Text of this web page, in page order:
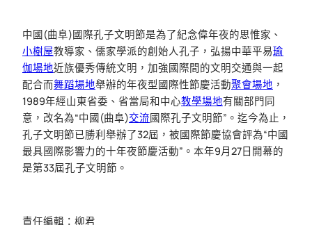
中國(曲阜)國際孔子文明節是為了紀念偉年夜的思惟家、
小樹屋教導家、儒家學派的創始人孔子，弘揚中華平易瑜
伽場地近族優秀傳統文明，加強國際間的文明交通與一起
配合而舞蹈場地舉辦的年夜型國際性節慶活動聚會場地 ，
1989年經山東省委、省當局和中心教學場地有關部門同
意，改名為“中國(曲阜)交流國際孔子文明節”。迄今為止，
孔子文明節已勝利舉辦了32屆，被國際節慶協會評為“中國
最具國際影響力的十年夜節慶活動”。本年9月27日開幕的
是第33屆孔子文明節。
責任編輯：柳君